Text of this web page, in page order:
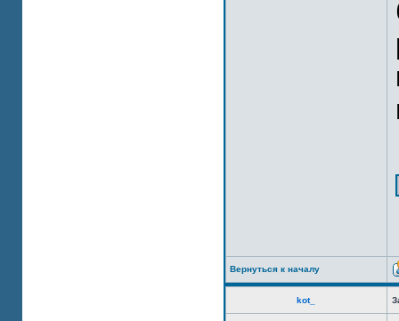
Вернуться к началу
kot_